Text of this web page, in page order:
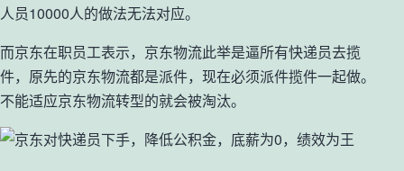
人员10000人的做法无法对应。
而京东在职员工表示，京东物流此举是逼所有快递员去揽
件，原先的京东物流都是派件，现在必须派件揽件一起做。
不能适应京东物流转型的就会被淘汰。